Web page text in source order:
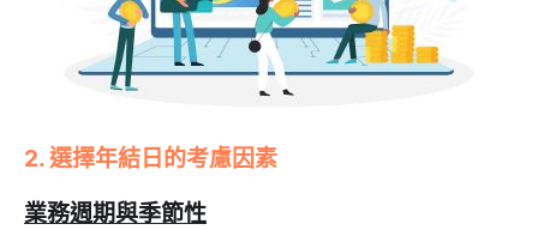
2. 選擇年結日的考慮因素
業務週期與季節性